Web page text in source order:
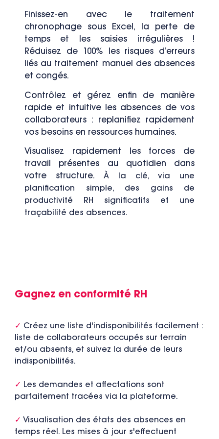
Finissez-en avec le traitement
chronophage sous Excel, la perte de
temps et les saisies irrégulières !
Réduisez de 100% les risques d’erreurs
liés au traitement manuel des absences
et congés.
Contrôlez et gérez enfin de manière
rapide et intuitive les absences de vos
collaborateurs : replanifiez rapidement
vos besoins en ressources humaines.
Visualisez rapidement les forces de
travail présentes au quotidien dans
votre structure.À la clé, via une
planification simple, des gains de
productivité RH significatifs et une
traçabilité des absences.
Gagnez en conformité RH
✓ Créez une liste d'indisponibilités facilement :
liste de collaborateurs occupés sur terrain
et/ou absents, et suivez la durée de leurs
indisponibilités.
✓ Les demandes et affectations sont
parfaitement tracées via la plateforme.
✓ Visualisation des états des absences en
temps réel. Les mises à jour s'effectuent